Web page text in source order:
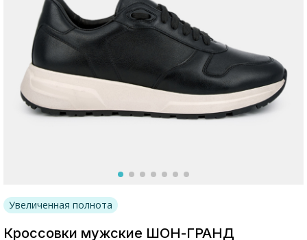
Москва
Покупателям
Увеличенная полнота
Кроссовки мужские ШОН-ГРАНД